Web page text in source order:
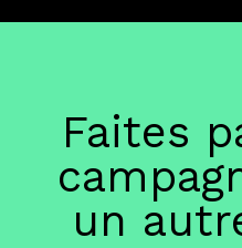
Faites
un